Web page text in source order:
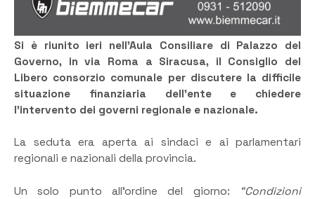
Si è riunito ieri nell’Aula Consiliare di Palazzo del
Governo, in via Roma a Siracusa, il Consiglio del
Libero consorzio comunale per discutere la difficile
situazione finanziaria dell’ente e chiedere
l’intervento dei governi regionale e nazionale.
La seduta era aperta ai sindaci e ai parlamentari
regionali e nazionali della provincia.
Un solo punto all’ordine del giorno:
“Condizioni